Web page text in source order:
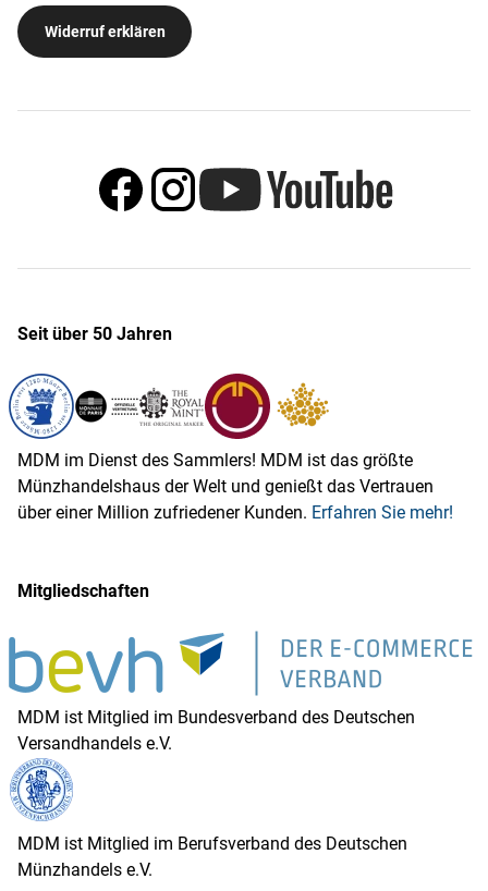
Widerruf erklären
Seit über 50 Jahren
MDM im Dienst des Sammlers! MDM ist das größte
Münzhandelshaus der Welt und genießt das Vertrauen
über einer Million zufriedener Kunden. Erfahren Sie mehr!
Mitgliedschaften
MDM ist Mitglied im Bundesverband des Deutschen
Versandhandels e.V.
MDM ist Mitglied im Berufsverband des Deutschen
Münzhandels e.V.